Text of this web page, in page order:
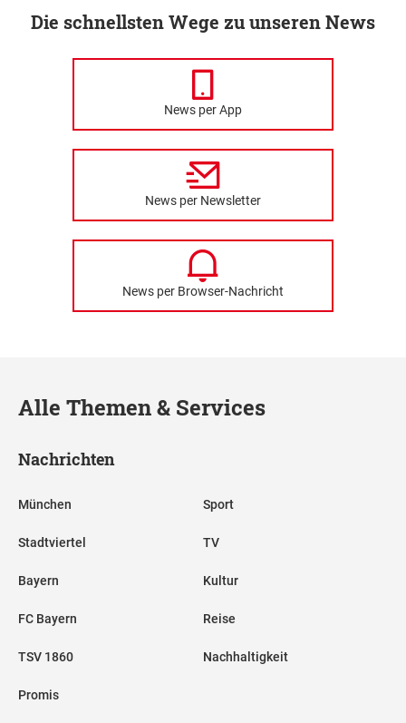
Die schnellsten Wege zu unseren News
News per App
News per Newsletter
News per Browser-Nachricht
Alle Themen & Services
Nachrichten
München
Stadtviertel
Bayern
FC Bayern
TSV 1860
Promis
Sport
TV
Kultur
Reise
Nachhaltigkeit